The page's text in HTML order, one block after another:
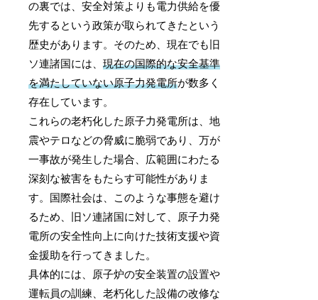
の裏では、安全対策よりも電力供給を優
先するという政策が取られてきたという
歴史があります。そのため、現在でも旧
ソ連諸国には、現在の国際的な安全基準
を満たしていない原子力発電所が数多く
存在しています。
これらの老朽化した原子力発電所は、地
震やテロなどの脅威に脆弱であり、万が
一事故が発生した場合、広範囲にわたる
深刻な被害をもたらす可能性がありま
す。国際社会は、このような事態を避け
るため、旧ソ連諸国に対して、原子力発
電所の安全性向上に向けた技術支援や資
金援助を行ってきました。
具体的には、原子炉の安全装置の設置や
運転員の訓練、老朽化した設備の改修な